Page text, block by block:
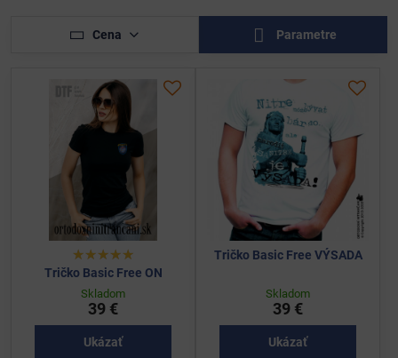
Cena Parametre
Tričko Basic Free ON
Skladom
39 €
Ukázať
Tričko Basic Free VÝSADA
Skladom
39 €
Ukázať